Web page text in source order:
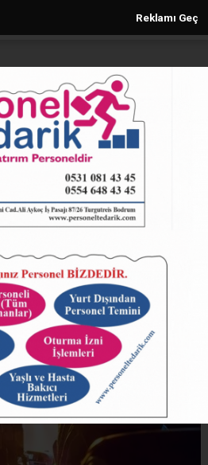
Reklamı Geç
2024’ün
Bursa–İstanbul
Güncelleme: 03.01.2025 - 16:25
kez okundu.
ABONE OL